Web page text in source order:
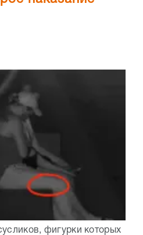
фигурки которых